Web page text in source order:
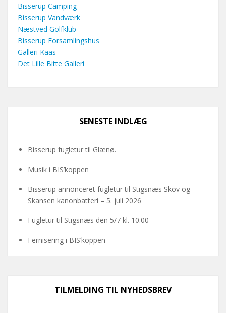
Bisserup Camping
Bisserup Vandværk
Næstved Golfklub
Bisserup Forsamlingshus
Galleri Kaas
Det Lille Bitte Galleri
SENESTE INDLÆG
Bisserup fugletur til Glænø.
Musik i BIS’koppen
Bisserup annonceret fugletur til Stigsnæs Skov og
Skansen kanonbatteri – 5. juli 2026
Fugletur til Stigsnæs den 5/7 kl. 10.00
Fernisering i BIS’koppen
TILMELDING TIL NYHEDSBREV